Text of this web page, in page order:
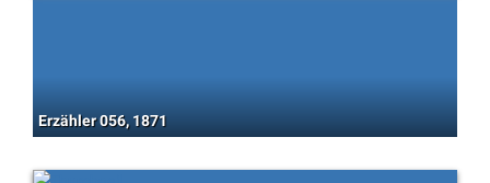
Erzähler 056, 1871